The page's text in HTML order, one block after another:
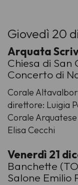
Giovedì 20
Arquata
Chiesa di San
Concerto di
Corale
direttore: Luigia
Corale
Elisa Cecchi
Venerdì 21
Banchette
Salone Emilio